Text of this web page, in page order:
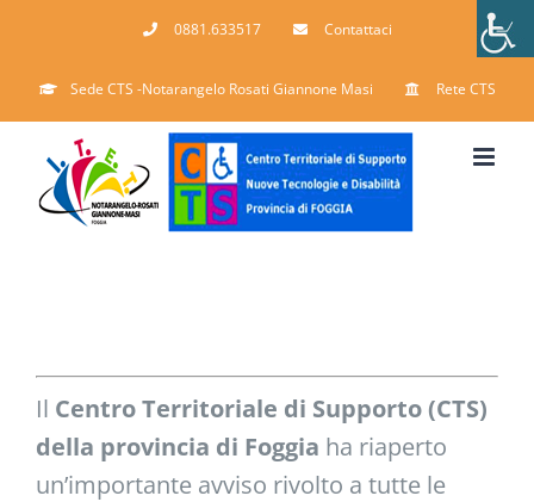
contenuto
0881.633517 Contattaci
Sede CTS -Notarangelo Rosati Giannone Masi Rete CTS
Il Centro Territoriale di Supporto (CTS)
della provincia di Foggia ha riaperto
un’importante avviso rivolto a tutte le